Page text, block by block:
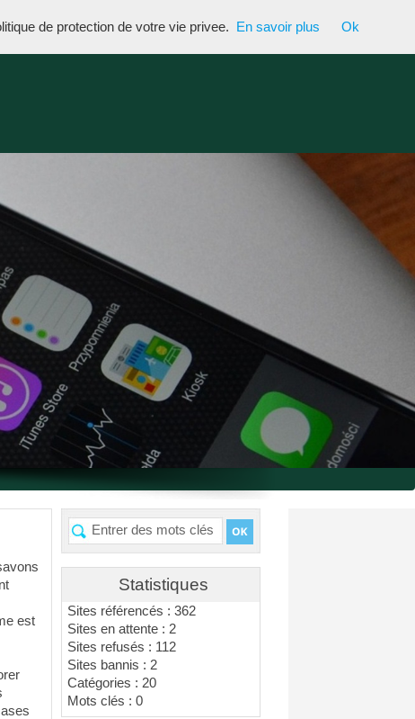
Statistiques
Sites référencés : 362
Sites en attente : 2
Sites refusés : 112
Sites bannis : 2
Catégories : 20
Mots clés : 0
est
de protection de votre vie privee. En savoir plus Ok